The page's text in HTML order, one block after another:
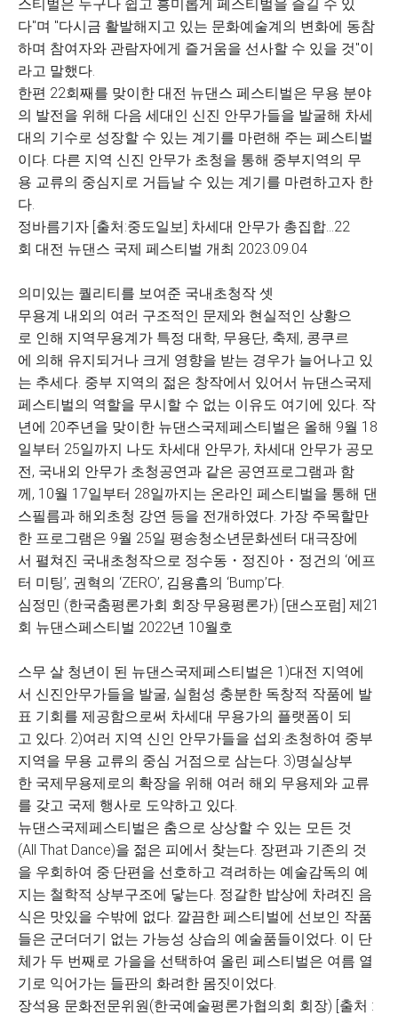
스티벌은 누구나 쉽고 흥미롭게 페스티벌을 즐길 수 있
다"며 "다시금 활발해지고 있는 문화예술계의 변화에 동참
하며 참여자와 관람자에게 즐거움을 선사할 수 있을 것"이
라고 말했다.
한편 22회째를 맞이한 대전 뉴댄스 페스티벌은 무용 분야
의 발전을 위해 다음 세대인 신진 안무가들을 발굴해 차세
대의 기수로 성장할 수 있는 계기를 마련해 주는 페스티벌
이다. 다른 지역 신진 안무가 초청을 통해 중부지역의 무
용 교류의 중심지로 거듭날 수 있는 계기를 마련하고자 한
다.
정바름기자 [출처:중도일보] 차세대 안무가 총집합…22
회 대전 뉴댄스 국제 페스티벌 개최 2023.09.04
의미있는 퀄리티를 보여준 국내초청작 셋
무용계 내외의 여러 구조적인 문제와 현실적인 상황으
로 인해 지역무용계가 특정 대학, 무용단, 축제, 콩쿠르
에 의해 유지되거나 크게 영향을 받는 경우가 늘어나고 있
는 추세다. 중부 지역의 젊은 창작에서 있어서 뉴댄스국제
페스티벌의 역할을 무시할 수 없는 이유도 여기에 있다. 작
년에 20주년을 맞이한 뉴댄스국제페스티벌은 올해 9월 18
일부터 25일까지 나도 차세대 안무가, 차세대 안무가 공모
전, 국내외 안무가 초청공연과 같은 공연프로그램과 함
께, 10월 17일부터 28일까지는 온라인 페스티벌을 통해 댄
스필름과 해외초청 강연 등을 전개하였다. 가장 주목할만
한 프로그램은 9월 25일 평송청소년문화센터 대극장에
서 펼쳐진 국내초청작으로 정수동・정진아・정건의 ‘에프
터 미팅’, 권혁의 ‘ZERO’, 김용흠의 ‘Bump’다.
심정민 (한국춤평론가회 회장·무용평론가) [댄스포럼] 제21
회 뉴댄스페스티벌 2022년 10월호
스무 살 청년이 된 뉴댄스국제페스티벌은 1)대전 지역에
서 신진안무가들을 발굴, 실험성 충분한 독창적 작품에 발
표 기회를 제공함으로써 차세대 무용가의 플랫폼이 되
고 있다. 2)여러 지역 신인 안무가들을 섭외·초청하여 중부
지역을 무용 교류의 중심 거점으로 삼는다. 3)명실상부
한 국제무용제로의 확장을 위해 여러 해외 무용제와 교류
를 갖고 국제 행사로 도약하고 있다.
뉴댄스국제페스티벌은 춤으로 상상할 수 있는 모든 것
(All That Dance)을 젊은 피에서 찾는다. 장편과 기존의 것
을 우회하여 중·단편을 선호하고 격려하는 예술감독의 예
지는 철학적 상부구조에 닿는다. 정갈한 밥상에 차려진 음
식은 맛있을 수밖에 없다. 깔끔한 페스티벌에 선보인 작품
들은 군더더기 없는 가능성 상습의 예술품들이었다. 이 단
체가 두 번째로 가을을 선택하여 올린 페스티벌은 여름 열
기로 익어가는 들판의 화려한 몸짓이었다.
장석용 문화전문위원(한국예술평론가협의회 회장) [출처 :